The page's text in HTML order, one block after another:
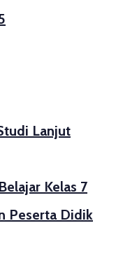
Lanjut
Kelas 7
Peserta Didik